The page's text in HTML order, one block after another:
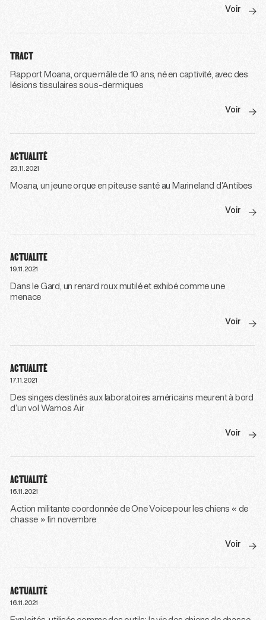
Voir
TRACT
Rapport Moana, orque mâle de 10 ans, né en captivité, avec des
lésions tissulaires sous-dermiques
Voir
ACTUALITÉ
23.11.2021
Moana, un jeune orque en piteuse santé au Marineland d’Antibes
Voir
ACTUALITÉ
19.11.2021
Dans le Gard, un renard roux mutilé et exhibé comme une
menace
Voir
ACTUALITÉ
17.11.2021
Des singes destinés aux laboratoires américains meurent à bord
d’un vol Wamos Air
Voir
ACTUALITÉ
16.11.2021
Action militante coordonnée de One Voice pour les chiens « de
chasse » fin novembre
Voir
ACTUALITÉ
16.11.2021